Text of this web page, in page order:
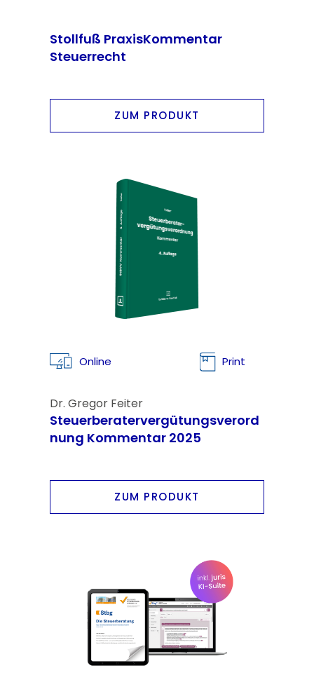
Stollfuß PraxisKommentar
Steuerrecht
ZUM PRODUKT
Online Print
Dr. Gregor Feiter
Steuerberatervergütungsverord
nung Kommentar 2025
ZUM PRODUKT